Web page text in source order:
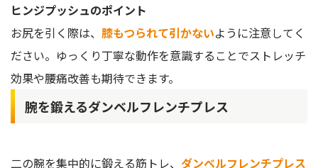
ヒンジプッシュのポイント
お尻を引く際は、 膝もつられて引かないように注意してく
ださい。ゆっくり丁寧な動作を意識することでストレッチ
効果や腰痛改善も期待できます。
腕を鍛えるダンベルフレンチプレス
二の腕を集中的に鍛える筋トレ、 ダンベルフレンチプレス